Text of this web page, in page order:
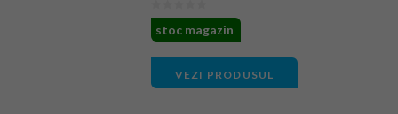
stoc magazin
VEZI PRODUSUL